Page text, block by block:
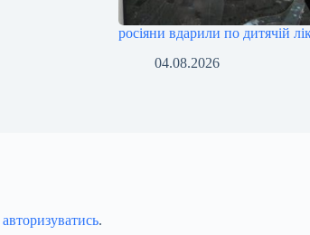
росіяни вдарили по дитячій
04.08.2026
авторизуватись.